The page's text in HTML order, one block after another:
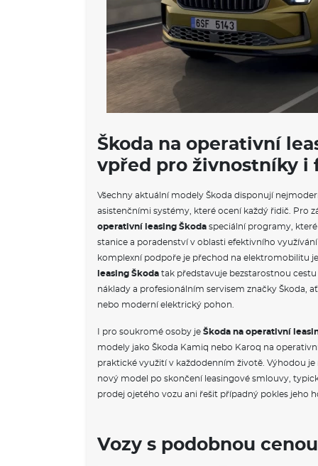
Škoda na operativní
vpřed pro živnostníky i
Všechny aktuální modely Škoda disponují
asistenčními systémy, které ocení každý řidič. Pro
operativní leasing Škoda speciální programy,
stanice a poradenství v oblasti efektivního
komplexní podpoře je přechod na elektromobilitu
leasing Škoda tak představuje bezstarostnou
náklady a profesionálním servisem značky Škoda,
nebo moderní elektrický pohon.
I pro soukromé osoby je Škoda na operativní
modely jako Škoda Kamiq nebo Karoq na
praktické využití v každodenním životě. Výhodou
nový model po skončení leasingové smlouvy,
prodej ojetého vozu ani řešit případný pokles jeho
Vozy s podobnou cenou